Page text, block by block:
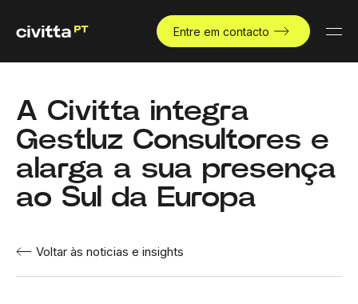
Entre em contacto
A Civitta integra
Gestluz Consultores e
alarga a sua presença
ao Sul da Europa
Voltar às noticias e insights